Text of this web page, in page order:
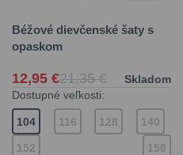
Béžové dievčenské šaty s
opaskom
12,95 €21,35 €
Skladom
Dostupné veľkosti:
104 116 128 140
152 158